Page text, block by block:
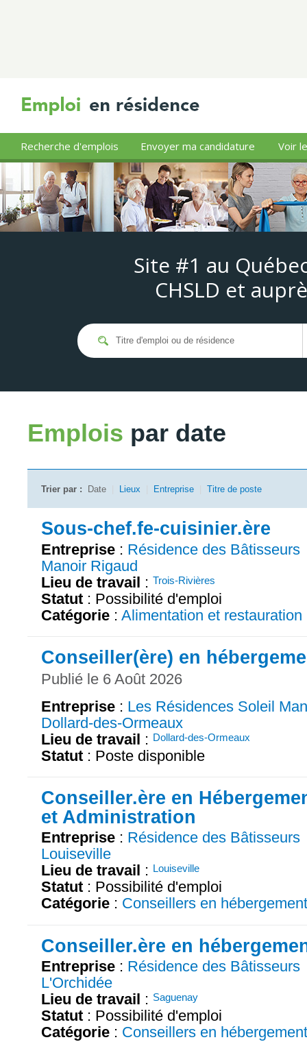
Recherche d'emplois Envoyer ma candidature Voir
Site #1 au
CHSLD et
Emplois par date
Trier par : Date Lieux Entreprise Titre de poste
Sous-chef.fe-cuisinier.ère
Entreprise : Résidence des Bâtisseurs
Manoir Rigaud
Lieu de travail : Trois-Rivières
Statut : Possibilité d'emploi
Catégorie : Alimentation et restauration
Conseiller(ère) en
Publié le 6 Août 2026
Entreprise : Les Résidences Soleil
Dollard-des-Ormeaux
Lieu de travail : Dollard-des-Ormeaux
Statut : Poste disponible
Conseiller.ère en
et Administration
Entreprise : Résidence des Bâtisseurs
Louiseville
Lieu de travail : Louiseville
Statut : Possibilité d'emploi
Catégorie : Conseillers en hébergement
Conseiller.ère en
Entreprise : Résidence des Bâtisseurs
L'Orchidée
Lieu de travail : Saguenay
Statut : Possibilité d'emploi
Catégorie : Conseillers en hébergement